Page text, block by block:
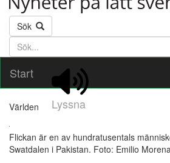
Sök
Söktext
Start
Lyssna
Världen
Flickan är en av hundratusentals
Swatdalen i Pakistan. Foto: Emilio